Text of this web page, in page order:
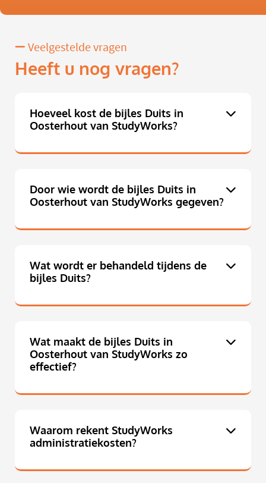
Veelgestelde vragen
Heeft u nog vragen?
Hoeveel kost de bijles Duits in
Oosterhout van StudyWorks?
Door wie wordt de bijles Duits in
Oosterhout van StudyWorks gegeven?
Wat wordt er behandeld tijdens de
bijles Duits?
Wat maakt de bijles Duits in
Oosterhout van StudyWorks zo
effectief?
Waarom rekent StudyWorks
administratiekosten?